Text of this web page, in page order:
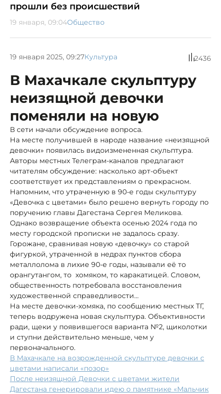
прошли без происшествий
19 января, 09:04Общество
19 января 2025, 09:27Культура 2436
В Махачкале скульптуру
неизящной девочки
поменяли на новую
В сети начали обсуждение вопроса.
На месте получившей в народе название «неизящной
девочки» появилась видоизмененная скульптура.
Авторы местных Телеграм-каналов предлагают
читателям обсуждение: насколько арт-объект
соответствует их представлениям о прекрасном.
Напомним, что утраченную в 90-е годы скульптуру
«Девочка с цветами» было решено вернуть городу по
поручению главы Дагестана Сергея Меликова.
Однако возвращение объекта осенью 2024 года по
месту городской прописки не задалось сразу.
Горожане, сравнивая новую «девочку» со старой
фигуркой, утраченной в недрах пунктов сбора
металлолома в лихие 90-е годы, называли её то
орангутангом, то хомяком, то каракатицей. Словом,
общественность потребовала восстановления
художественной справедливости…
На месте девочки-хомяка, по сообщению местных ТГ,
теперь водружена новая скульптура. Объективности
ради, щеки у появившегося варианта №2, щиколотки
и ступни действительно меньше, чем у
первоначального.
В Махачкале на возрожденной скульптуре девочки с
цветами написали «позор»
После неизящной Девочки с цветами жители
Дагестана генерировали идею о памятнике «Мальчик